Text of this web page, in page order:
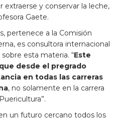
y conservar la leche,
Gaete.
pertenece a la Comisión
es consultora internacional
esta materia. “Este
desde el pregrado
en todas las carreras
, no solamente en la carrera
un futuro cercano todos los